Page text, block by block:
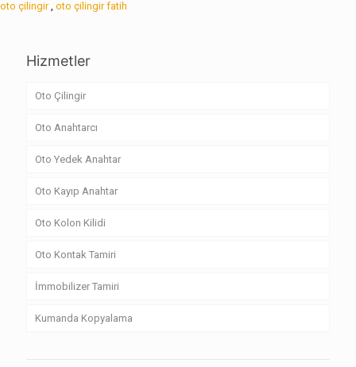
oto çilingir, oto çilingir fatih
Hizmetler
Oto Çilingir
Oto Anahtarcı
Oto Yedek Anahtar
Oto Kayıp Anahtar
Oto Kolon Kilidi
Oto Kontak Tamiri
İmmobilizer Tamiri
Kumanda Kopyalama